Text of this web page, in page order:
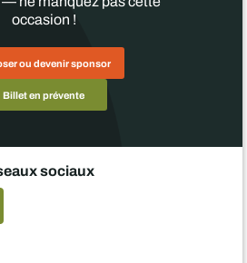
occasion !
ou devenir sponsor
Billet en prévente
sociaux